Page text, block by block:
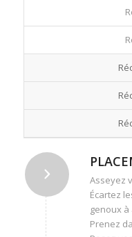
Asseyez
Écartez
genoux
Prenez